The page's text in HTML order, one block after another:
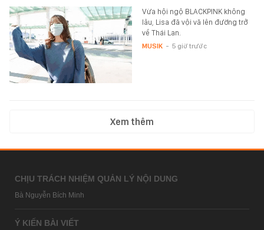
Vừa hội ngộ BLACKPINK không
lâu, Lisa đã vội vã lên đường trở
về Thái Lan.
MUSIK - 5 giờ trước
Xem thêm
CHỊU TRÁCH NHIỆM QUẢN LÝ NỘI DUNG
Bà Nguyễn Bích Minh
Ý KIẾN BÀI VIẾT